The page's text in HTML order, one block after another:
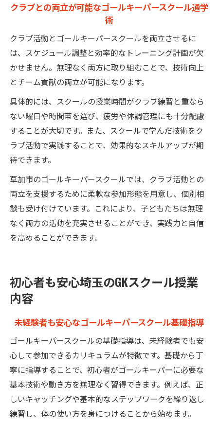
クラブとの両立が可能なゴールキーパースクール通学
術
クラブ活動とゴールキーパースクールを両立させるに
は、スケジュール調整と効率的なトレーニング計画が欠
かせません。無理なく両方に取り組むことで、技術向上
とチーム貢献の両立が可能になります。
具体的には、スクールの授業時間がクラブ練習と重なら
ない曜日や時間帯を選び、疲労や体調管理にも十分配慮
することが大切です。また、スクールで学んだ技術をク
ラブ活動で実践することで、効果的なスキルアップが期
待できます。
草加市のゴールキーパースクールでは、クラブ活動との
両立を支援するために柔軟な参加形態を用意し、個別相
談も受け付けています。これにより、子どもたちは無理
なく両方の活動を充実させることができ、実践力と自信
を高めることができます。
初心者も安心埼玉のGKスクール授業
内容
未経験者も安心なゴールキーパースクール基礎指導
ゴールキーパースクールの基礎指導は、未経験者でも安
心して参加できるカリキュラムが特徴です。基礎から丁
寧に指導することで、初心者がゴールキーパーに必要な
基本技術や動き方を無理なく習得できます。例えば、正
しいキャッチングや基本的なステップワークを繰り返し
練習し、体の使い方を身につけることから始めます。